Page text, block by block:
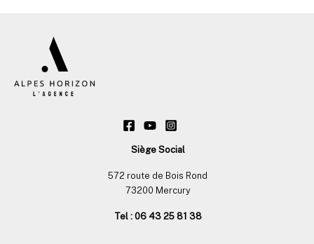
Siège Social
572 route de Bois Rond
73200 Mercury
Tel : 06 43 25 81 38